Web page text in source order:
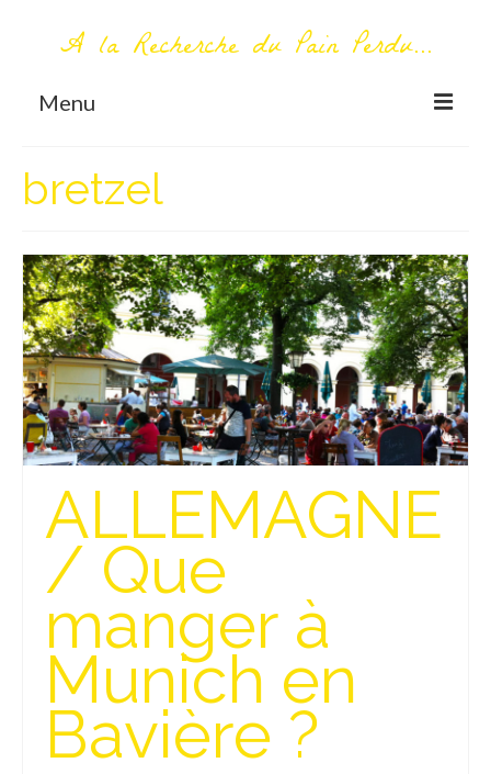
A la Recherche du Pain Perdu...
Menu
Première visite – A propos
Me contacter
AUTOUR DU MONDE
AFRIQUE
La Réunion
AMERIQUE DU SUD
Isla del Sol
Lac Titicaca
Salar d’Uyuni
Chili
Paraguay
bretzel
ALLEMAGNE
/ Que
manger à
Munich en
Bavière ?